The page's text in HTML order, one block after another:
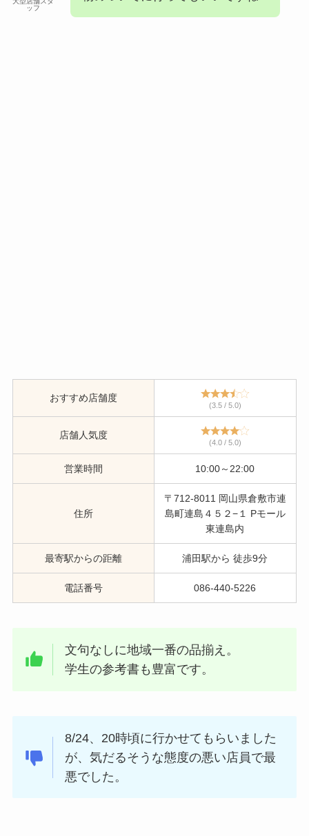
ッフ
おすすめ店舗度
(3.5 / 5.0)
店舗人気度
(4.0 / 5.0)
営業時間 10:00～22:00
住所
〒712-8011 岡山県倉敷市連
島町連島４５２−１ Pモール
東連島内
最寄駅からの距離 浦田駅から 徒歩9分
電話番号 086-440-5226
文句なしに地域一番の品揃え。
学生の参考書も豊富です。
8/24、20時頃に行かせてもらいました
が、気だるそうな態度の悪い店員で最
悪でした。